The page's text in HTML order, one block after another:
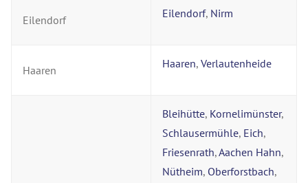
Eilendorf Eilendorf, Nirm
Haaren Haaren, Verlautenheide
Bleihütte, Kornelimünster,
Schlausermühle, Eich,
Friesenrath,Aachen Hahn,
Nütheim, Oberforstbach,